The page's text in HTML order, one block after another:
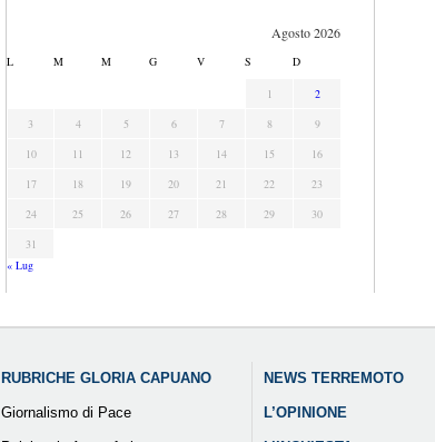
Agosto 2026
L M M G V S D
1
2
3
4 5 6 7 8
9
10
11 12 13 14 15
16
17
18 19 20 21 22
23
24
25 26 27 28 29
30
31
« Lug
RUBRICHE GLORIA CAPUANO
Giornalismo di Pace
NEWS TERREMOTO
L’OPINIONE